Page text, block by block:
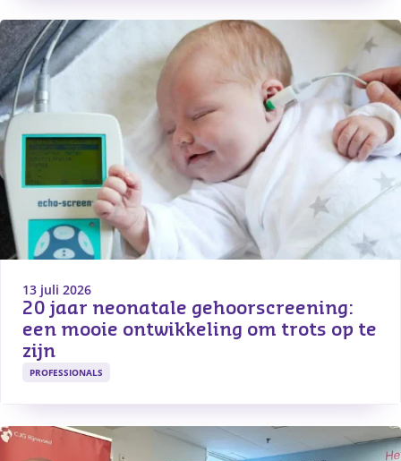
13 juli 2026
20 jaar neonatale gehoorscreening:
een mooie ontwikkeling om trots op te
zijn
PROFESSIONALS